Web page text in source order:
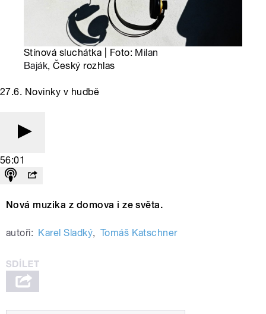
Stínová sluchátka | Foto: Milan
Baják, Český rozhlas
27.6. Novinky v hudbě
56:01
Nová muzika z domova i ze světa.
autoři: Karel Sladký, Tomáš Katschner